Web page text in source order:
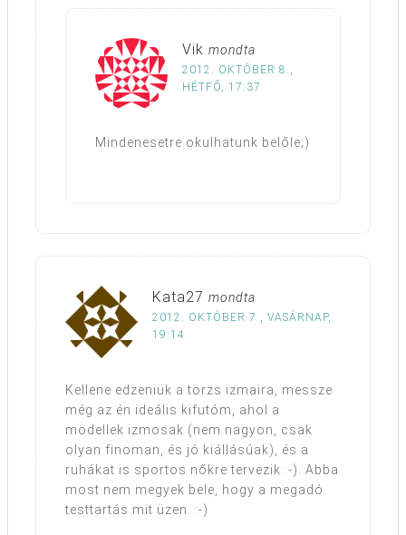
Vik mondta
2012. OKTÓBER 8.,
HÉTFŐ, 17:37
Mindenesetre okulhatunk belőle;)
Kata27 mondta
2012. OKTÓBER 7., VASÁRNAP,
19:14
Kellene edzeniük a törzs izmaira, messze
még az én ideális kifutóm, ahol a
modellek izmosak (nem nagyon, csak
olyan finoman, és jó kiállásúak), és a
ruhákat is sportos nőkre tervezik :-). Abba
most nem megyek bele, hogy a megadó
testtartás mit üzen. :-)